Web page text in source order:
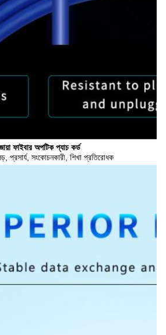
ফাইবার অপটিক প্যাচ কর্ড
প্রসার্য, সংকোচনকারী, শিখা প্রতিরোধক